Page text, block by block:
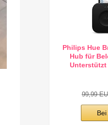
Philips Hue
Hub für
Unterstützt
99,99